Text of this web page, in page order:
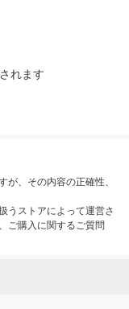
れます
が、その内容の正確性、
うストアによって運営さ
ご購入に関するご質問